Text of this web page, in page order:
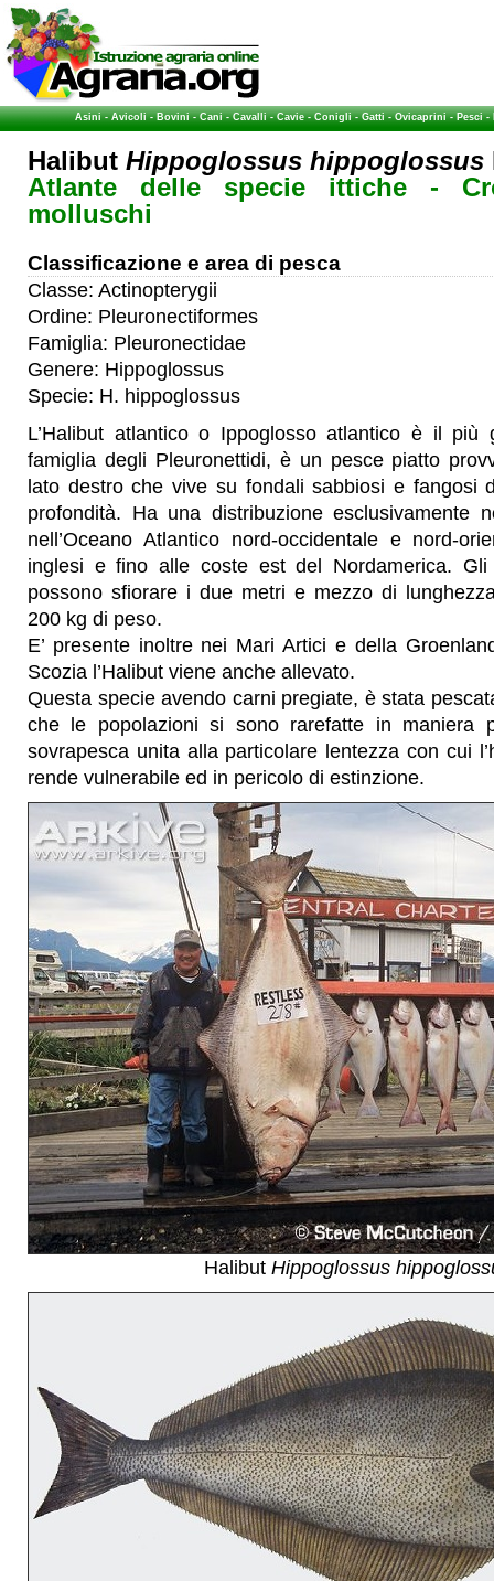
Asini-Avicoli-Bovini-Cani-Cavalli-Cavie-Conigli-Gatti-Ovicaprini-Pesci-
Halibut Hippoglossus hippoglossus
Atlante delle specie ittiche -
molluschi
Classificazione e area di pesca
Classe: Actinopterygii
Ordine: Pleuronectiformes
Famiglia: Pleuronectidae
Genere: Hippoglossus
Specie: H. hippoglossus
L’Halibut atlantico o Ippoglosso atlantico è il più
famiglia degli Pleuronettidi, è un pesce piatto
lato destro che vive su fondali sabbiosi e fangosi
profondità. Ha una distribuzione esclusivamente
nell’Oceano Atlantico nord-occidentale e nord-
inglesi e fino alle coste est del Nordamerica. Gli
possono sfiorare i due metri e mezzo di
200 kg di peso.
E’ presente inoltre nei Mari Artici e della
Scozia l’Halibut viene anche allevato.
Questa specie avendo carni pregiate, è stata
che le popolazioni si sono rarefatte in maniera
sovrapesca unita alla particolare lentezza con cui
rende vulnerabile ed in pericolo di estinzione.
HalibutHippoglossus